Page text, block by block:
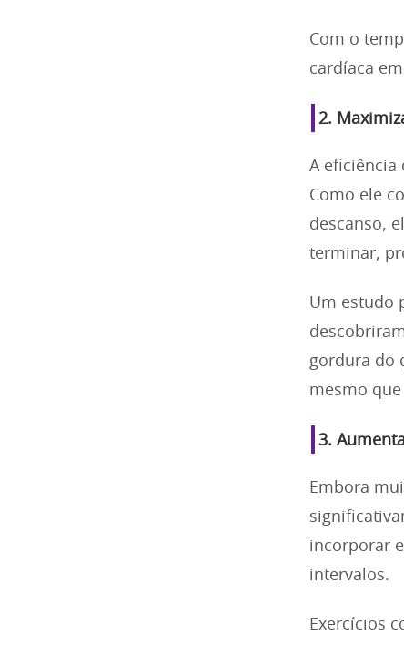
Com o
cardíaca
2.
A eficiência
Como ele
descanso,
terminar,
Um estudo
gordura do
mesmo
3.
Embora
incorporar
intervalos.
Exercícios